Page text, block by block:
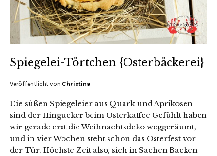
Spiegelei-Törtchen {Osterbäckerei}
Veröffentlicht von Christina
Die süßen Spiegeleier aus Quark und Aprikosen
sind der Hingucker beim Osterkaffee Gefühlt haben
wir gerade erst die Weihnachtsdeko weggeräumt,
und in vier Wochen steht schon das Osterfest vor
der Tür. Höchste Zeit also, sich in Sachen Backen